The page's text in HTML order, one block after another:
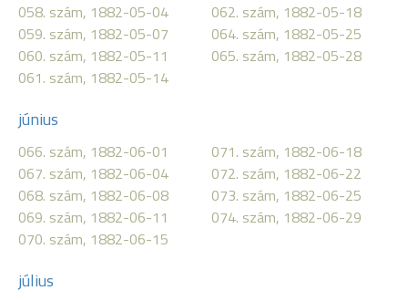
058. szám, 1882-05-04
059. szám, 1882-05-07
060. szám, 1882-05-11
061. szám, 1882-05-14
062. szám, 1882-05-18
064. szám, 1882-05-25
065. szám, 1882-05-28
június
066. szám, 1882-06-01
067. szám, 1882-06-04
068. szám, 1882-06-08
069. szám, 1882-06-11
070. szám, 1882-06-15
071. szám, 1882-06-18
072. szám, 1882-06-22
073. szám, 1882-06-25
074. szám, 1882-06-29
július